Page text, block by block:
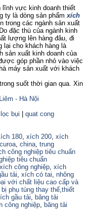
vực kinh doanh thiết
ty là dòng sản phẩm xích
trong các ngành sản xuất
đặc thù của ngành kinh
lượng lên hàng đâu, đi
lại cho khách hàng là
sản xuất kinh doanh của
góp phần nhỏ vào việc
máy sản xuất với khách
suốt thời gian qua. Xin
- Hà Nội
bụi
quat cong
180, xích 200, xích
curoa, china, trung
công nghiệp tiêu chuẩn
tiêu chuẩn
xích công nghiệp, xích
tải, xích có tai, nhông
với chất liệu cao cấp và
phụ tùng thay thế,thiết
gầu tải, băng tải
công nghiệp, băng tải